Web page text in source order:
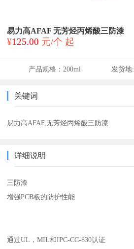
易力高AFAF 无芳烃丙烯酸三防漆
¥125.00 元/个 起
产品规格： 200ml 发货地:
关键词
易力高AFAF,无芳烃丙烯酸三防漆
详细说明
三防漆
增强PCB板的防护性能
通过UL，MIL和IPC-CC-830认证